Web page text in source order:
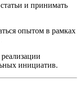
и принимать
опытом в рамках
инициатив.